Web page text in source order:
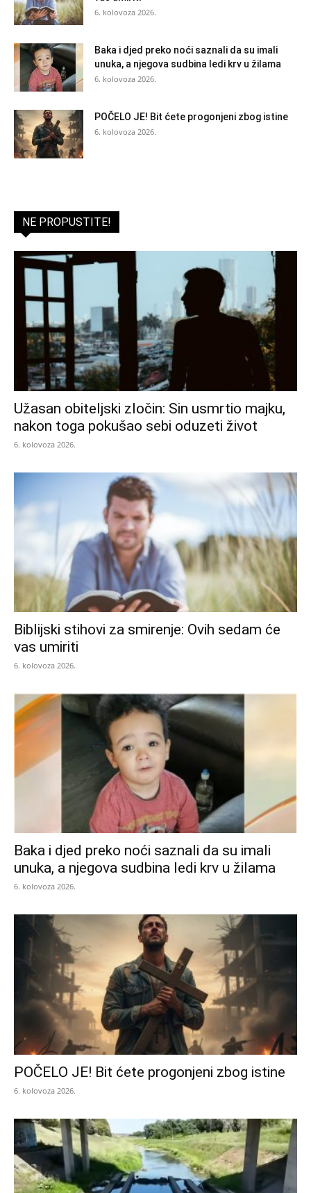
6. kolovoza 2026.
Baka i djed preko noći saznali da su imali
unuka, a njegova sudbina ledi krv u žilama
6. kolovoza 2026.
POČELO JE! Bit ćete progonjeni zbog istine
6. kolovoza 2026.
NE PROPUSTITE!
Užasan obiteljski zločin: Sin usmrtio majku,
nakon toga pokušao sebi oduzeti život
6. kolovoza 2026.
Biblijski stihovi za smirenje: Ovih sedam će
vas umiriti
6. kolovoza 2026.
Baka i djed preko noći saznali da su imali
unuka, a njegova sudbina ledi krv u žilama
6. kolovoza 2026.
POČELO JE! Bit ćete progonjeni zbog istine
6. kolovoza 2026.